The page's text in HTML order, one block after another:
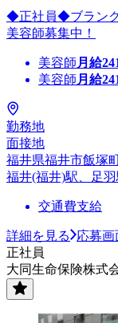
◆正社員◆ブランク
美容師募集中！
美容師 月給
美容師 月給
勤務地
面接地
福井県福井市飯塚
福井(福井)駅、足
交通費支給
詳細を見る
応募画
正社員
大同生命保険株式